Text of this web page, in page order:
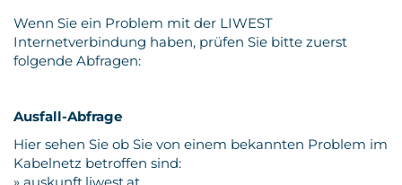
Verfügbarkeit
Karriere
Kontakt
Wenn Sie ein Problem mit der LIWEST
Internetverbindung haben, prüfen Sie bitte zuerst
folgende Abfragen:
Ausfall-Abfrage
Hier sehen Sie ob Sie von einem bekannten Problem im
Kabelnetz betroffen sind: